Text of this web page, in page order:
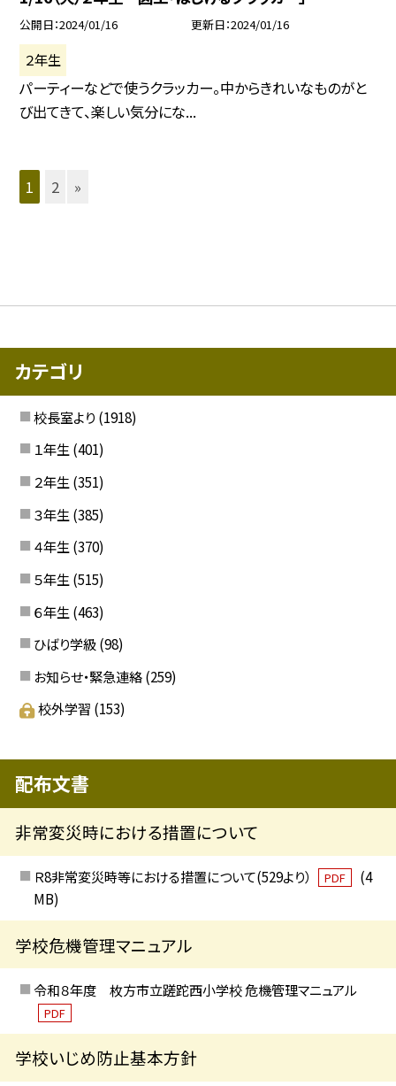
公開日 2024/01/16 更新日 2024/01/16
２年生
パーティーなどで使うクラッカー。中からきれいなものがと
び出てきて、楽しい気分にな...
1 2 »
カテゴリ
校長室より (1918)
１年生 (401)
２年生 (351)
３年生 (385)
４年生 (370)
５年生 (515)
６年生 (463)
ひばり学級 (98)
お知らせ・緊急連絡 (259)
校外学習 (153)
配布文書
非常変災時における措置について
Ｒ8非常変災時等における措置について(529より） PDF
(4
MB)
学校危機管理マニュアル
令和８年度 枚方市立蹉跎西小学校 危機管理マニュアル
PDF
学校いじめ防止基本方針